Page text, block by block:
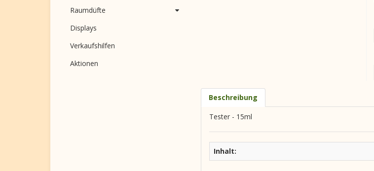
Beschreibung
Tester - 15ml
Inhalt:
Raumdüfte
Displays
Verkaufshilfen
Aktionen